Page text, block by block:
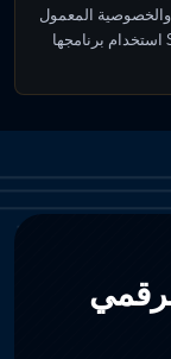
والخصوصية المعمول
بها في بلدك قبل مراقبة أي جهاز. لا تؤيد SpyHuman استخدام برنامجها